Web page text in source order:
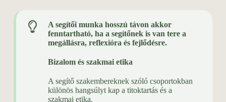
A segítői munka hosszú távon akkor
fenntartható, ha a segítőnek is van tere a
megállásra, reflexióra és fejlődésre.
Bizalom és szakmai etika
A segítő szakembereknek szóló csoportokban
különös hangsúlyt kap a titoktartás és a
szakmai etika.